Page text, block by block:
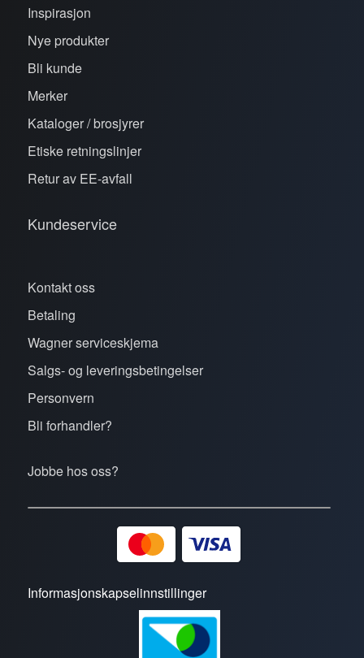
Inspirasjon
Nye produkter
Bli kunde
Merker
Kataloger / brosjyrer
Etiske retningslinjer
Retur av EE-avfall
Kundeservice
Kontakt oss
Betaling
Wagner serviceskjema
Salgs- og leveringsbetingelser
Personvern
Bli forhandler?
Jobbe hos oss?
Informasjonskapselinnstillinger